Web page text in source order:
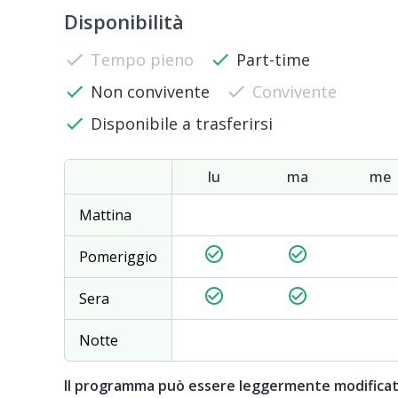
Disponibilità
check Tempo pieno check Part-time
check Non convivente check Convivente
check Disponibile a trasferirsi
lu ma me
Mattina
Pomeriggio check_circle_outline check_circle_outline
Sera check_circle_outline check_circle_outline
Notte
Il programma può essere leggermente